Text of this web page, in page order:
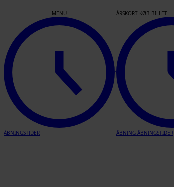
MENU
ÅBNINGSTIDER
ÅRSKORT KØB BILLET
ÅBNING ÅBNINGSTIDER
Tak for mad –
skagensmalernes
spisekammer
Læs mere